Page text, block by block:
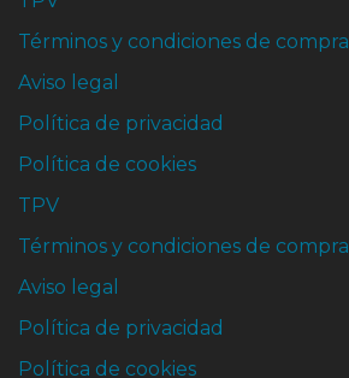
Términos y condiciones de compra
Aviso legal
Política de privacidad
Política de cookies
TPV
Términos y condiciones de compra
Aviso legal
Política de privacidad
Política de cookies